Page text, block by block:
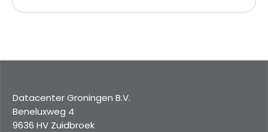
Datacenter Groningen B.V.
Beneluxweg 4
9636 HV Zuidbroek